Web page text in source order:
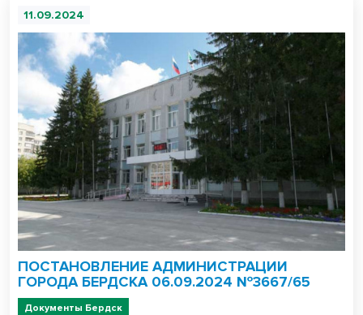
11.09.2024
ПОСТАНОВЛЕНИЕ АДМИНИСТРАЦИИ
ГОРОДА БЕРДСКА 06.09.2024 №3667/65
Документы Бердск